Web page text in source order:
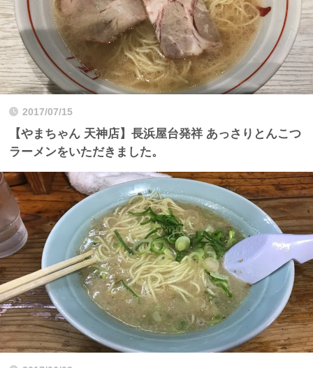
2017/07/15
【やまちゃん 天神店】長浜屋台発祥 あっさりとんこつ
ラーメンをいただきました。